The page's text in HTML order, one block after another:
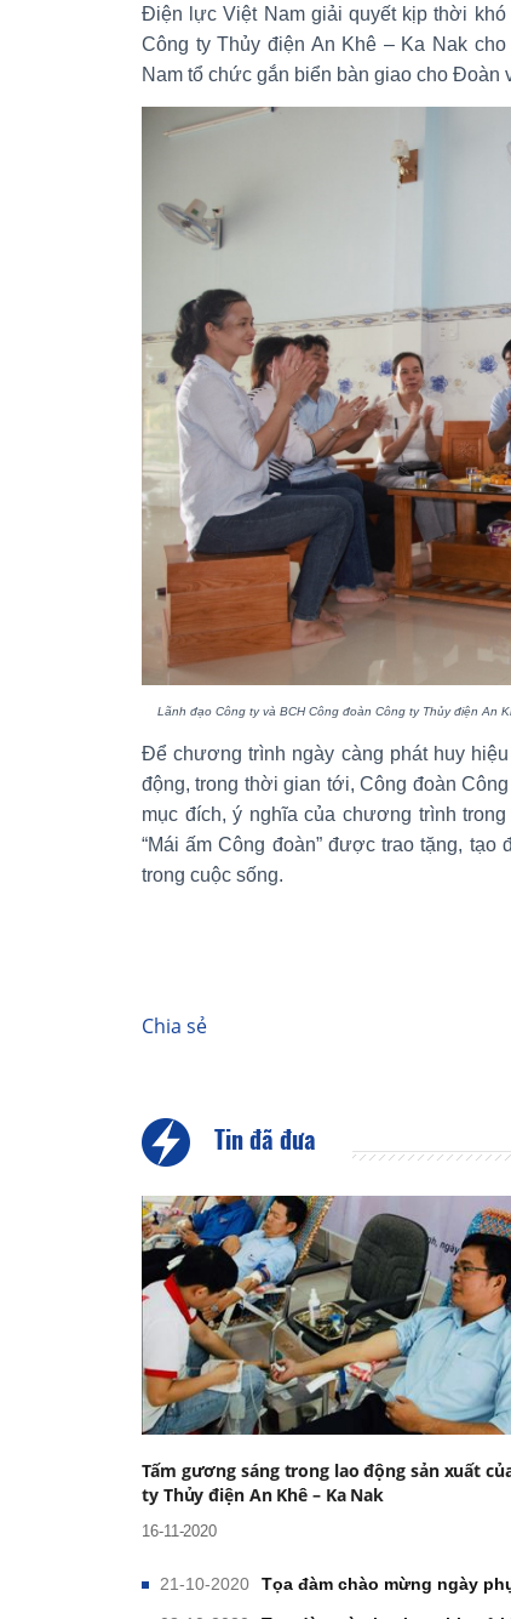
Điện lực Việt Nam giải quyết kịp thời
Công ty Thủy điện An Khê – Ka Nak
Nam tổ chức gắn biển bàn giao cho Đoàn
Lãnh đạo Công ty và BCHCông đoàn Công ty Thủy điện An
Để chương trình ngày càng phát huy
động, trong thời gian tới, Công đoàn
mục đích, ý nghĩa của chương trình
“Mái ấm Công đoàn” được trao tặng,
trong cuộc sống.
Chia sẻ
Tin đã đưa
Tấm gương sáng trong lao động sản xuất
ty Thủy điện An Khê – Ka Nak
16-11-2020
21-10-2020 Tọa đàm chào mừng ngày